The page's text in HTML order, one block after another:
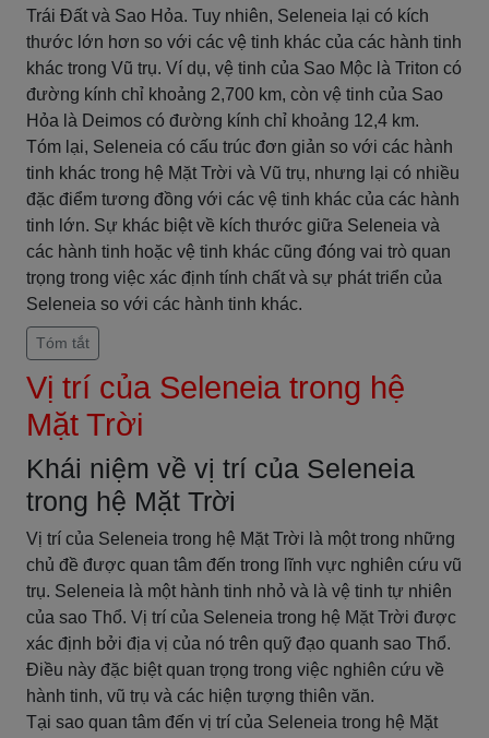
Trái Đất và Sao Hỏa. Tuy nhiên, Seleneia lại có kích
thước lớn hơn so với các vệ tinh khác của các hành tinh
khác trong Vũ trụ. Ví dụ, vệ tinh của Sao Mộc là Triton có
đường kính chỉ khoảng 2,700 km, còn vệ tinh của Sao
Hỏa là Deimos có đường kính chỉ khoảng 12,4 km.
Tóm lại, Seleneia có cấu trúc đơn giản so với các hành
tinh khác trong hệ Mặt Trời và Vũ trụ, nhưng lại có nhiều
đặc điểm tương đồng với các vệ tinh khác của các hành
tinh lớn. Sự khác biệt về kích thước giữa Seleneia và
các hành tinh hoặc vệ tinh khác cũng đóng vai trò quan
trọng trong việc xác định tính chất và sự phát triển của
Seleneia so với các hành tinh khác.
Tóm tắt
Vị trí của Seleneia trong hệ
Mặt Trời
Khái niệm về vị trí của Seleneia
trong hệ Mặt Trời
Vị trí của Seleneia trong hệ Mặt Trời là một trong những
chủ đề được quan tâm đến trong lĩnh vực nghiên cứu vũ
trụ. Seleneia là một hành tinh nhỏ và là vệ tinh tự nhiên
của sao Thổ. Vị trí của Seleneia trong hệ Mặt Trời được
xác định bởi địa vị của nó trên quỹ đạo quanh sao Thổ.
Điều này đặc biệt quan trọng trong việc nghiên cứu về
hành tinh, vũ trụ và các hiện tượng thiên văn.
Tại sao quan tâm đến vị trí của Seleneia trong hệ Mặt